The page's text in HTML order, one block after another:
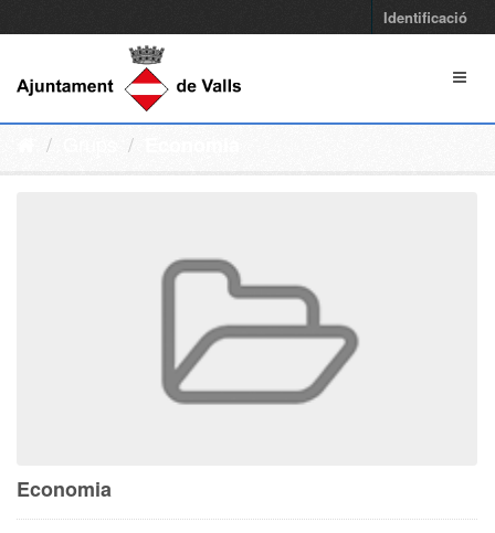
Identificació
Economia